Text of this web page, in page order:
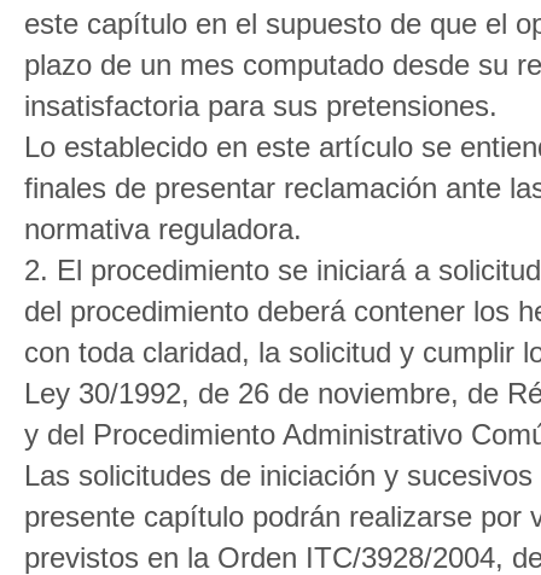
este capítulo en el supuesto de que el
plazo de un mes computado desde su
insatisfactoria para sus pretensiones.
Lo establecido en este artículo se
finales de presentar reclamación ante
normativa reguladora.
2. El procedimiento se iniciará a
del procedimiento deberá contener los
con toda claridad, la solicitud y cumplir
Ley 30/1992, de 26 de noviembre, de
y del Procedimiento Administrativo
Las solicitudes de iniciación y
presente capítulo podrán realizarse
previstos en la Orden ITC/3928/2004,